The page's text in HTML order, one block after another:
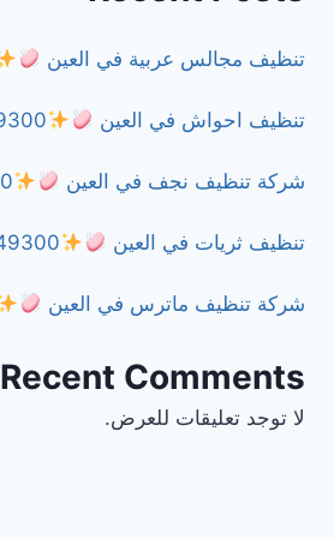
تنظيف مجالس عربية في العين
تنظيف احواش في العين
شركة تنظيف نجف في العين
تنظيف ثريات في العين
شركة تنظيف ماترس في العين
Recent Comments
لا توجد تعليقات للعرض.